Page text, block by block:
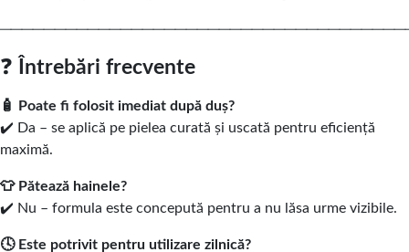
❓ Întrebări frecvente
🧴 Poate fi folosit imediat după duș?
✔️ Da – se aplică pe pielea curată și uscată pentru eficiență
maximă.
👕 Pătează hainele?
✔️ Nu – formula este concepută pentru a nu lăsa urme vizibile.
🕓 Este potrivit pentru utilizare zilnică?